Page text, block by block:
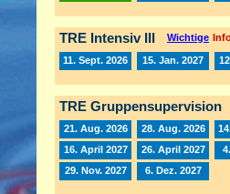
TRE Intensiv III Wichtige
11. Sept. 2026 15. Jan. 2027
TRE Gruppensupervision
21. Aug. 2026 28. Aug. 2026
16. April 2027
26. April 2027
29. Nov. 2027
6. Dez. 2027